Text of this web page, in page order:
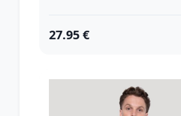
27.95 €